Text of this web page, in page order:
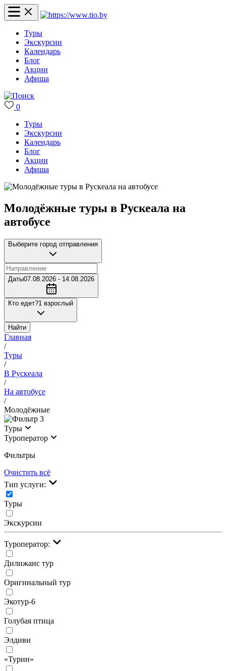
Туры
Экскурсии
Календарь
Блог
Акции
Афиша
0
Туры
Экскурсии
Календарь
Блог
Акции
Афиша
Молодёжные туры в Рускеала на
автобусе
Выберите город отправления
Даты07.08.2026 - 14.08.2026
Кто едет?1 взрослый
Найти
Главная
/
Туры
/
В Рускеала
/
На автобусе
/
Молодёжные
3
Туры
Туроператор
Фильтры
Очистить всё
Тип услуги:
Туры
Экскурсии
Туроператор:
Дилижанс тур
Оригинальный тур
Экотур-6
Голубая птица
Элдиви
«Турин»